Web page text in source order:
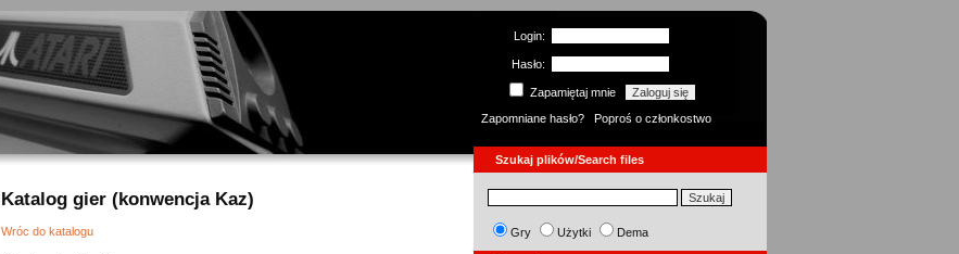
Login:
Hasło:
Zapamiętaj mnie
Zapomniane hasło?
Poproś o członkostwo
Szukaj plików/Search files
Katalog gier (konwencja Kaz)
Wróc do katalogu Gry Użytki Dema